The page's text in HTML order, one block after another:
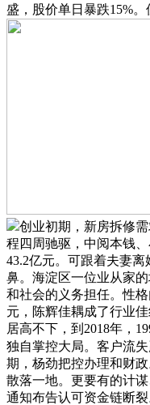
盛，股价单日暴跌15%。
创业初期，新房拆修
程四周驰驱，中阅本钱
43.2亿元。可跟着夫妻
鼻。海淀区一位业从家
和社会的义务担任。性
元，陈辉佳耦成了行业
居高不下，到2018年，
独自掌控大局。客户流失
期，杨劲把控办理和财
散落一地。更要有的计
通知布告认可资金链断